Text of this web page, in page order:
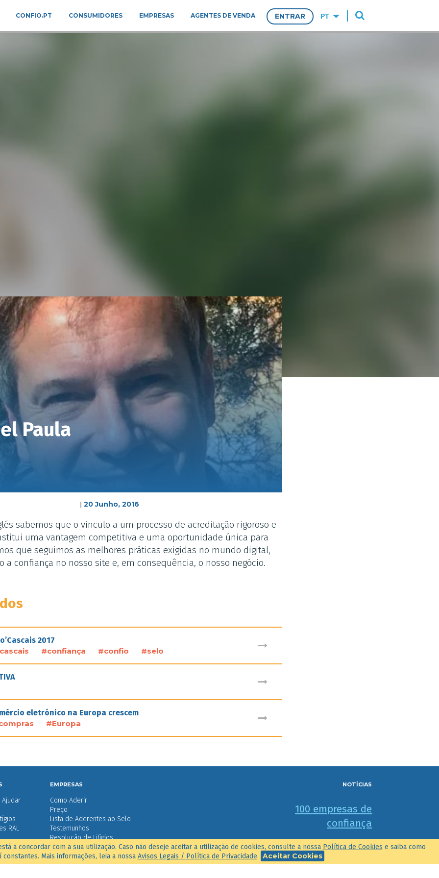
CONFIO.PT CONSUMIDORES EMPRESAS AGENTES DE VENDA ENTRAR
Paula
|20 Junho, 2016
sabemos que o vinculo a um processo de acreditação rigoroso e
uma vantagem competitiva e uma oportunidade única para
que seguimos as melhores práticas exigidas no mundo digital,
a confiança no nosso site e, em consequência, o nosso negócio.
2017
#confiança #confio #selo
eletrónico na Europa crescem
#Europa
RAL
EMPRESAS
Como Aderir
Preço
Lista de Aderentes ao Selo
Testemunhos
Resolução de Litígios
Lista de Entidades RAL
Serviço de Reclamações
NOTÍCIAS
100 empresas de
confiança
18 JUL. 2023
a concordar com a sua utilização. Caso não deseje aceitar a utilização de cookies, consulte a nossa Política de Cookies e saiba como
Mais informações, leia a nossa Avisos Legais / Política de Privacidade. Aceitar Cookies